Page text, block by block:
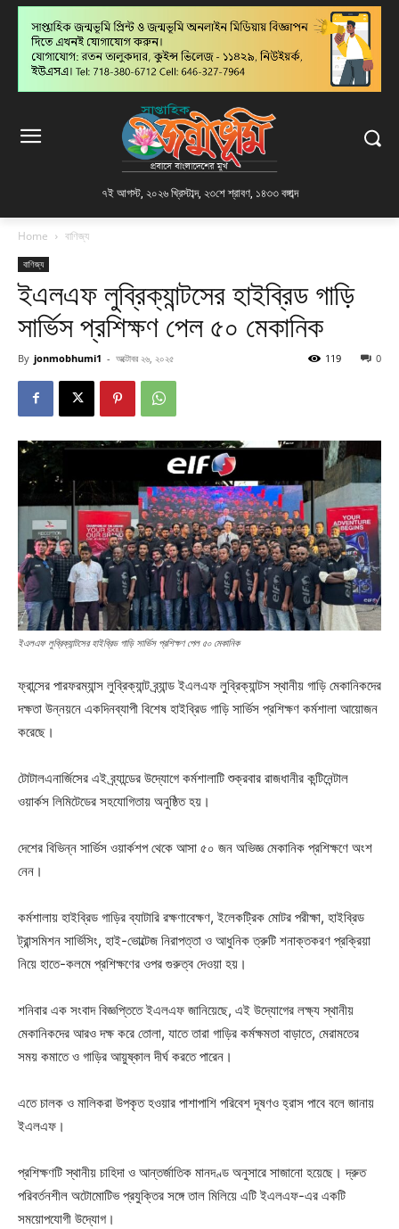
৭ই আগস্ট, ২০২৬ খ্রিস্টাব্দ, ২৩শে শ্রাবণ, ১৪৩৩ বঙ্গাব্দ
Home বাণিজ্য
বাণিজ্য
ইএলএফ লুব্রিক্যান্টসের হাইব্রিড গাড়ি
সার্ভিস প্রশিক্ষণ পেল ৫০ মেকানিক
By jonmobhumi1 - অক্টোবর ২৬, ২০২৫ 0
119
ইএলএফ লুব্রিক্যান্টসের হাইব্রিড গাড়ি সার্ভিস প্রশিক্ষণ পেল ৫০ মেকানিক
ফ্রান্সের পারফরম্যান্স লুব্রিক্যান্ট ব্র্যান্ড ইএলএফ লুব্রিক্যান্টস স্থানীয় গাড়ি মেকানিকদের
দক্ষতা উন্নয়নে একদিনব্যাপী বিশেষ হাইব্রিড গাড়ি সার্ভিস প্রশিক্ষণ কর্মশালা আয়োজন
করেছে।
টোটালএনার্জিসের এই ব্র্যান্ডের উদ্যোগে কর্মশালাটি শুক্রবার রাজধানীর কন্টিনেন্টাল
ওয়ার্কস লিমিটেডের সহযোগিতায় অনুষ্ঠিত হয়।
দেশের বিভিন্ন সার্ভিস ওয়ার্কশপ থেকে আসা ৫০ জন অভিজ্ঞ মেকানিক প্রশিক্ষণে অংশ
নেন।
কর্মশালায় হাইব্রিড গাড়ির ব্যাটারি রক্ষণাবেক্ষণ, ইলেকট্রিক মোটর পরীক্ষা, হাইব্রিড
ট্রান্সমিশন সার্ভিসিং, হাই-ভোল্টেজ নিরাপত্তা ও আধুনিক ত্রুটি শনাক্তকরণ প্রক্রিয়া
নিয়ে হাতে-কলমে প্রশিক্ষণের ওপর গুরুত্ব দেওয়া হয়।
শনিবার এক সংবাদ বিজ্ঞপ্তিতে ইএলএফ জানিয়েছে, এই উদ্যোগের লক্ষ্য স্থানীয়
মেকানিকদের আরও দক্ষ করে তোলা, যাতে তারা গাড়ির কর্মক্ষমতা বাড়াতে, মেরামতের
সময় কমাতে ও গাড়ির আয়ুষ্কাল দীর্ঘ করতে পারেন।
এতে চালক ও মালিকরা উপকৃত হওয়ার পাশাপাশি পরিবেশ দূষণও হ্রাস পাবে বলে জানায়
ইএলএফ।
প্রশিক্ষণটি স্থানীয় চাহিদা ও আন্তর্জাতিক মানদণ্ড অনুসারে সাজানো হয়েছে। দ্রুত
পরিবর্তনশীল অটোমোটিভ প্রযুক্তির সঙ্গে তাল মিলিয়ে এটি ইএলএফ-এর একটি
সময়োপযোগী উদ্যোগ।